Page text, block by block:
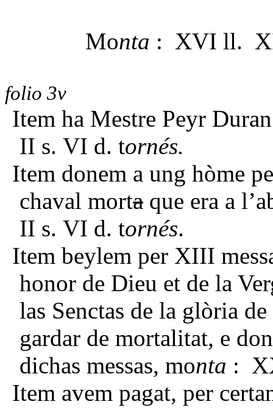
Monta : XVI ll.
folio 3v
Item ha Mestre Peyr
II s. VI d. tornés.
Item donem a ung hòme
chaval morta que era a
II s. VI d. tornés.
Item beylem per XIII
honor de Dieu et de la
las Senctas de la glòria
gardar de mortalitat, e
dichas messas, monta :
Item avem pagat, per